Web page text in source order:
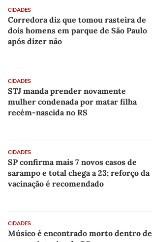
CIDADES
Corredora diz que tomou rasteira de
dois homens em parque de São Paulo
após dizer não
CIDADES
STJ manda prender novamente
mulher condenada por matar filha
recém-nascida no RS
CIDADES
SP confirma mais 7 novos casos de
sarampo e total chega a 23; reforço da
vacinação é recomendado
CIDADES
Músico é encontrado morto dentro de